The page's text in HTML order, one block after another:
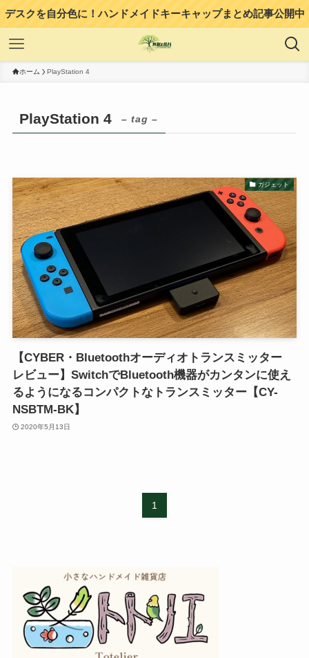
デスクを自分色に！ハンドメイドキーキャップまとめ記事公開中
ホーム PlayStation 4
PlayStation 4 – tag –
ガジェット
【CYBER・Bluetoothオーディオトランスミッター
レビュー】SwitchでBluetooth機器がカンタンに使え
るようになるコンパクトなトランスミッター【CY-
NSBTM-BK】
2020年5月13日
1